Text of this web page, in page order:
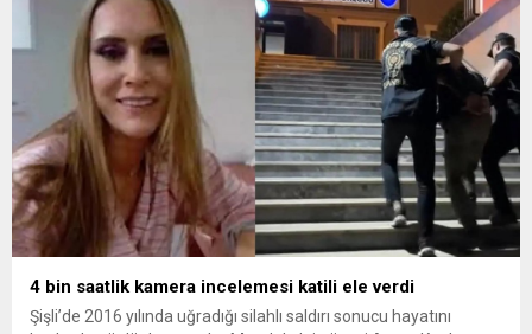
soruşturmada tutuklamalar genişliyor. Son olarak dönemin...
4 bin saatlik kamera incelemesi katili ele verdi
Şişli’de 2016 yılında uğradığı silahlı saldırı sonucu hayatını